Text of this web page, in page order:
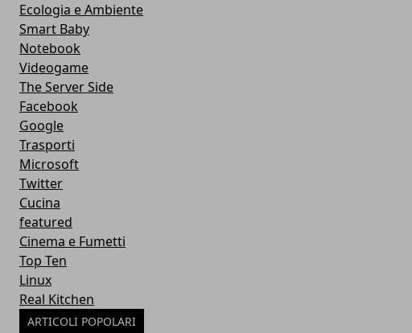
Ecologia e Ambiente
Smart Baby
Notebook
Videogame
The Server Side
Facebook
Google
Trasporti
Microsoft
Twitter
Cucina
featured
Cinema e Fumetti
Top Ten
Linux
Real Kitchen
ARTICOLI POPOLARI